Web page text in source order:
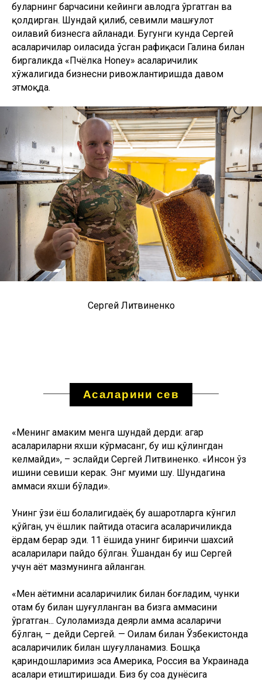
буларнинг барчасини кейинги авлодга ўргатган ва
қолдирган. Шундай қилиб, севимли машғулот
оилавий бизнесга айланади. Бугунги кунда Сергей
асаларичилар оиласида ўсган рафиқаси Галина билан
биргаликда «Пчёлка Honey» асаларичилик
хўжалигида бизнесни ривожлантиришда давом
этмоқда.
Сергей Литвиненко
Асаларини сев
«Менинг амаким менга шундай дерди: агар
асалариларни яхши кўрмасанг, бу иш қўлингдан
келмайди», – эслайди Сергей Литвиненко. «Инсон ўз
ишини севиши керак. Энг муҳими шу. Шундагина
ҳаммаси яхши бўлади».
Унинг ўзи ёш болалигидаёқ бу ҳашаротларга кўнгил
қўйган, уч ёшлик пайтида отасига асаларичиликда
ёрдам берар эди. 11 ёшида унинг биринчи шахсий
асаларилари пайдо бўлган. Ўшандан бу иш Сергей
учун ҳаёт мазмунинга айланган.
«Мен ҳаётимни асаларичилик билан боғладим, чунки
отам бу билан шуғулланган ва бизга ҳаммасини
ўргатган... Сулоламизда деярли ҳамма асаларичи
бўлган, – дейди Сергей. — Оилам билан Ўзбекистонда
асаларичилик билан шуғулланамиз. Бошқа
қариндошларимиз эса Америка, Россия ва Украинада
асалари етиштиришади. Биз бу соҳа дунёсига